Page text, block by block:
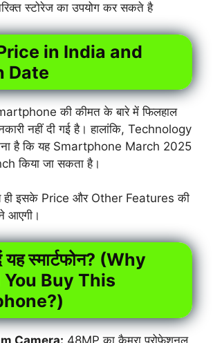
स्टोरेज का उपयोग कर सकते है
in India and
Date
की कीमत के बारे में फिलहाल
नहीं दी गई है। हालांकि, Technology
है कि यह Smartphone March 2025
किया जा सकता है।
इसके Price और Other Features की
आएगी।
यह स्मार्टफोन? (Why
Buy This
Camera: 48MP का कैमरा प्रोफेशनल